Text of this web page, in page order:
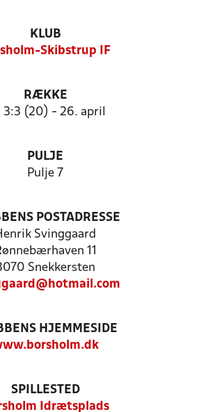
KLUB
Skibstrup IF
RÆKKE
3:3 (20) - 26. april
PULJE
Pulje 7
POSTADRESSE
Svinggaard
11
Snekkersten
HJEMMESIDE
SPILLESTED
Idrætsplads